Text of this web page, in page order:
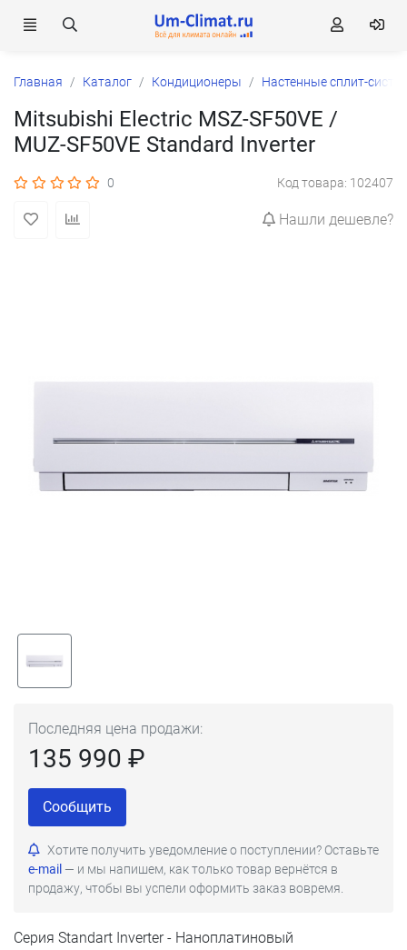
Главная Каталог Кондиционеры Настенные сплит-
Mitsubishi Electric MSZ-SF50VE /
MUZ-SF50VE Standard Inverter
0 Код товара: 102407
Нашли дешевле?
Последняя цена продажи:
135 990 ₽
Сообщить
Хотите получить уведомление о поступлении? Оставьте
e-mail — и мы напишем, как только товар вернётся в
продажу, чтобы вы успели оформить заказ вовремя.
Серия Standart Inverter - Наноплатиновый